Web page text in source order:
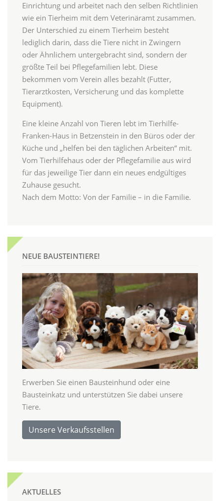
Einrichtung und arbeitet nach den selben Richtlinien
wie ein Tierheim mit dem Veterinäramt zusammen.
Der Unterschied zu einem Tierheim besteht
lediglich darin, dass die Tiere nicht in Zwingern
oder Ähnlichem untergebracht sind, sondern der
größte Teil bei Pflegefamilien lebt. Diese
bekommen vom Verein alles bezahlt (Futter,
Tierarztkosten, Versicherung und das komplette
Equipment).
Eine kleine Anzahl von Tieren lebt im Tierhilfe-
Franken-Haus in Betzenstein in den Büros oder der
Küche und „helfen bei den täglichen Arbeiten“ mit.
Vom Tierhilfehaus oder der Pflegefamilie aus wird
für das jeweilige Tier dann ein neues endgültiges
Zuhause gesucht.
Nach dem Motto: Von der Familie – in die Familie.
NEUE BAUSTEINTIERE!
Erwerben Sie einen Bausteinhund oder eine
Bausteinkatz und unterstützen Sie dabei unsere
Tiere.
Unsere Verkaufsstellen
AKTUELLES